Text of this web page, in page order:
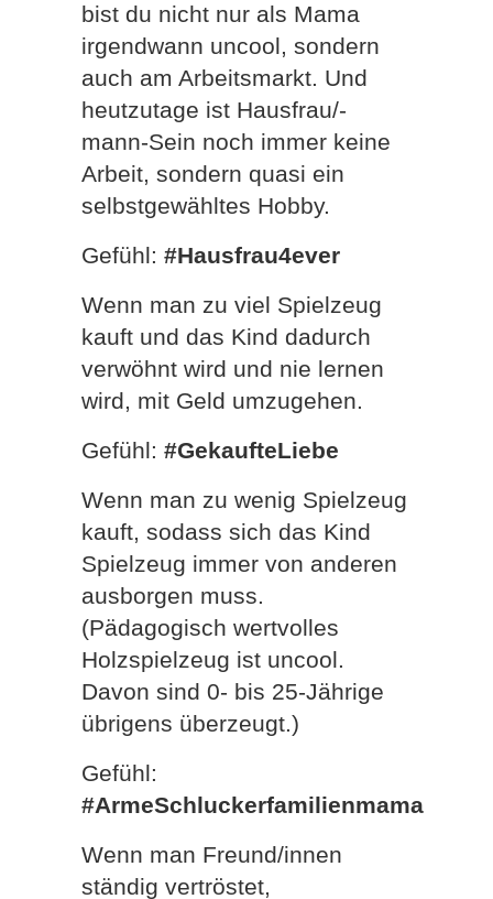
bist du nicht nur als Mama
irgendwann uncool, sondern
auch am Arbeitsmarkt. Und
heutzutage ist Hausfrau/-
mann-Sein noch immer keine
Arbeit, sondern quasi ein
selbstgewähltes Hobby.
Gefühl: #Hausfrau4ever
Wenn man zu viel Spielzeug
kauft und das Kind dadurch
verwöhnt wird und nie lernen
wird, mit Geld umzugehen.
Gefühl: #GekaufteLiebe
Wenn man zu wenig Spielzeug
kauft, sodass sich das Kind
Spielzeug immer von anderen
ausborgen muss.
(Pädagogisch wertvolles
Holzspielzeug ist uncool.
Davon sind 0- bis 25-Jährige
übrigens überzeugt.)
Gefühl:
#ArmeSchluckerfamilienmama
Wenn man Freund/innen
ständig vertröstet,